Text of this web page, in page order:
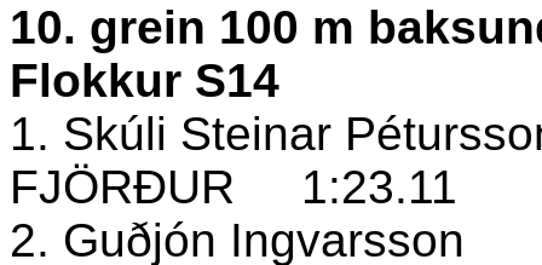
10. grein 100 m
Flokkur S14
1. Skúli Steinar
FJÖRÐUR
1:23.11
2. Guðjón Ingvarsson